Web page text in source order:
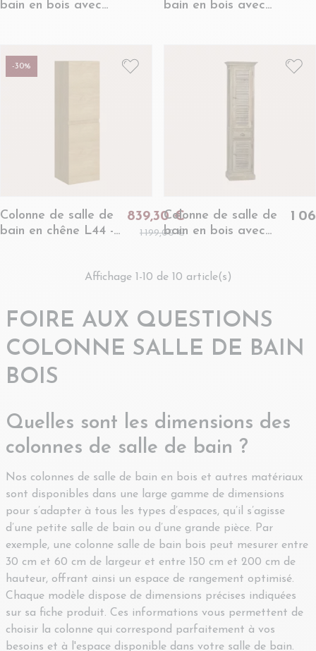
bain en bois avec
bain en bois avec
-30%
Colonne de salle de
bain en chêne L44 -
839,30 €
1 199,00 €
Colonne de salle de
bain en bois avec
1
Affichage 1-10 de 10 article(s)
FOIRE AUX QUESTIONS
COLONNE SALLE DE BAIN
BOIS
Quelles sont les dimensions des
colonnes de salle de bain ?
Nos colonnes de salle de bain en bois et autres matériaux
sont disponibles dans une large gamme de dimensions
pour s’adapter à tous les types d’espaces, qu’il s’agisse
d’une petite salle de bain ou d’une grande pièce. Par
exemple, une colonne salle de bain bois peut mesurer entre
30 cm et 60 cm de largeur et entre 150 cm et 200 cm de
hauteur, offrant ainsi un espace de rangement optimisé.
Chaque modèle dispose de dimensions précises indiquées
sur sa fiche produit. Ces informations vous permettent de
choisir la colonne qui correspond parfaitement à vos
besoins et à l'espace disponible dans votre salle de bain.